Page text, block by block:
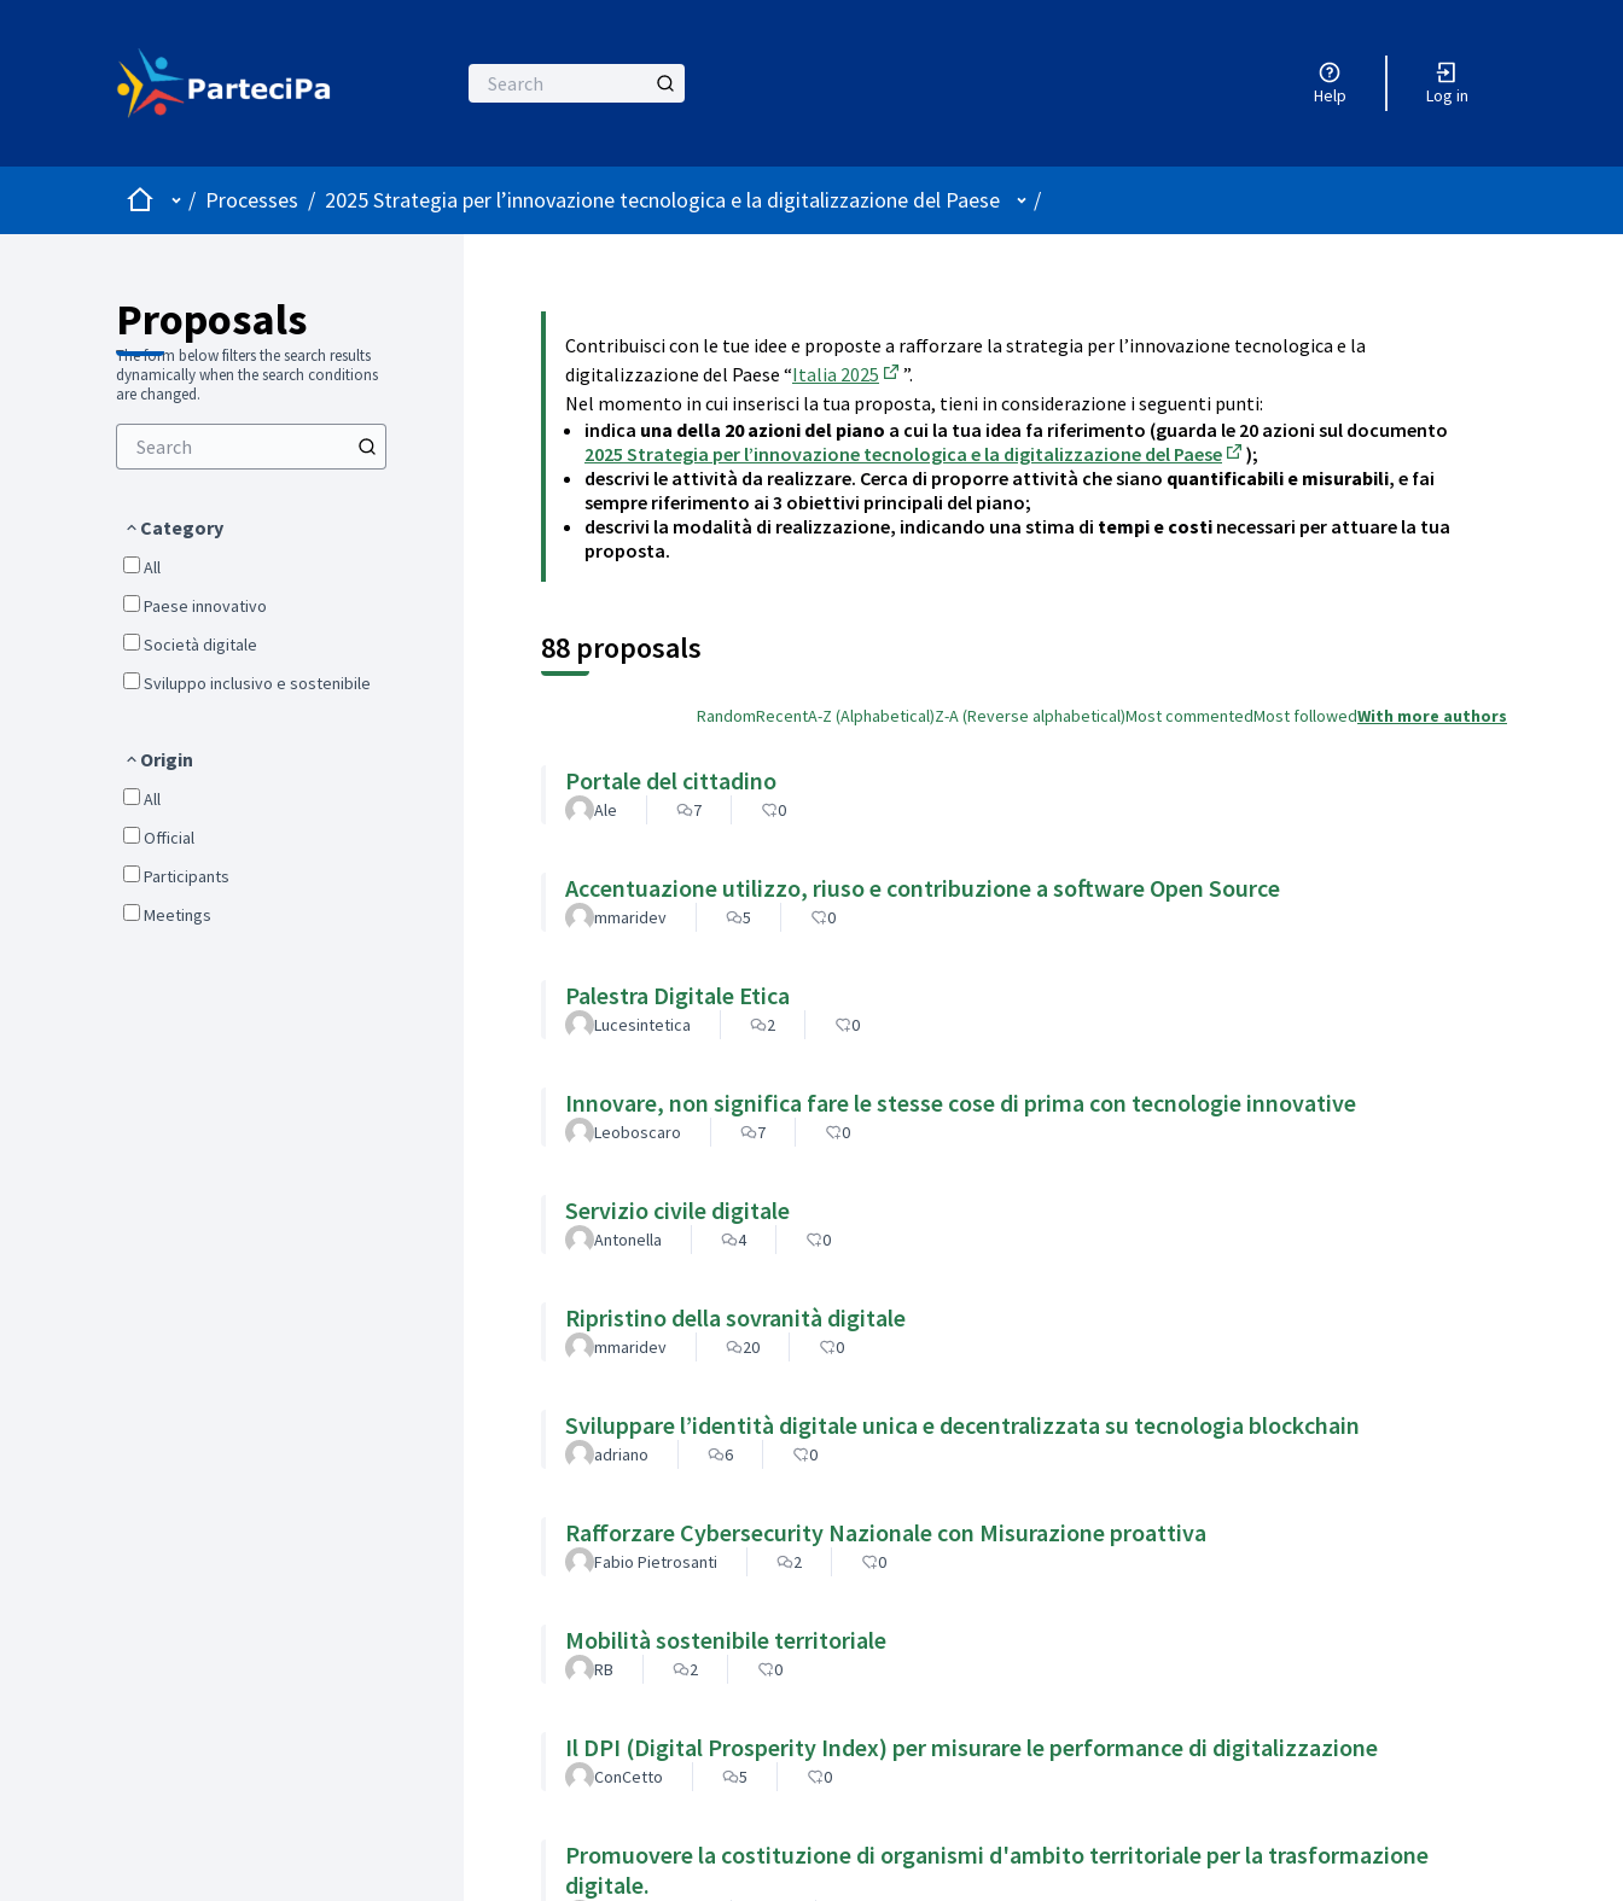
Help Log in
HomeMain menu
/ Processes / 2025 Strategia per l’innovazione tecnologica e la digitalizzazione del Paese User menu
/
Proposals
The form below filters the search results
dynamically when the search conditions
are changed.
Category
All
Paese innovativo
Società digitale
Sviluppo inclusivo e sostenibile
Origin
All
Official
Participants
Meetings
Contribuisci con le tue idee e proposte a rafforzare la strategia per l’innovazione tecnologica e la
digitalizzazione del Paese “Italia 2025
(External link)
”.
Nel momento in cui inserisci la tua proposta, tieni in considerazione i seguenti punti:
indica una della 20 azioni del piano a cui la tua idea fa riferimento (guarda le 20 azioni sul documento
2025 Strategia per l’innovazione tecnologica e la digitalizzazione del Paese
(External link)
);
descrivi le attività da realizzare. Cerca di proporre attività che siano quantificabili e misurabili, e fai
sempre riferimento ai 3 obiettivi principali del piano;
descrivi la modalità di realizzazione, indicando una stima di tempi e costi necessari per attuare la tua
proposta.
88 proposals
RandomRecentA-Z (Alphabetical)Z-A (Reverse alphabetical)Most commentedMost followedWith more authors
Portale del cittadino
Ale 7 0
Accentuazione utilizzo, riuso e contribuzione a software Open Source
mmaridev 5 0
Palestra Digitale Etica
Lucesintetica 2 0
Innovare, non significa fare le stesse cose di prima con tecnologie innovative
Leoboscaro 7 0
Servizio civile digitale
Antonella 4 0
Ripristino della sovranità digitale
mmaridev 20 0
Sviluppare l’identità digitale unica e decentralizzata su tecnologia blockchain
adriano 6 0
Rafforzare Cybersecurity Nazionale con Misurazione proattiva
Fabio Pietrosanti 2 0
Mobilità sostenibile territoriale
RB 2 0
Il DPI (Digital Prosperity Index) per misurare le performance di digitalizzazione
ConCetto 5 0
Promuovere la costituzione di organismi d'ambito territoriale per la trasformazione
digitale.